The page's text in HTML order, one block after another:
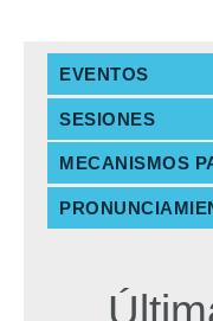
EVENTOS
SESIONES
MECANISMOS